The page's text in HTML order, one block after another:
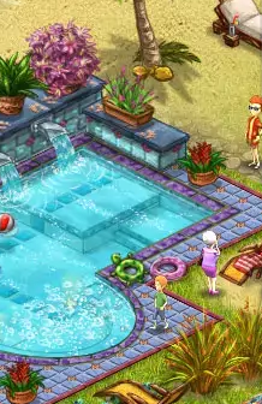
más información en las
Juegos de Gestion